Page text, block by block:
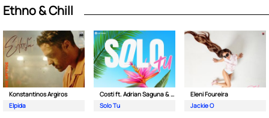
Ethno & Chill
Konstantinos Argiros
Elpida
Costi ft. Adrian Saguna & Benzol
Solo Tu
Eleni Foureira
Jackie O